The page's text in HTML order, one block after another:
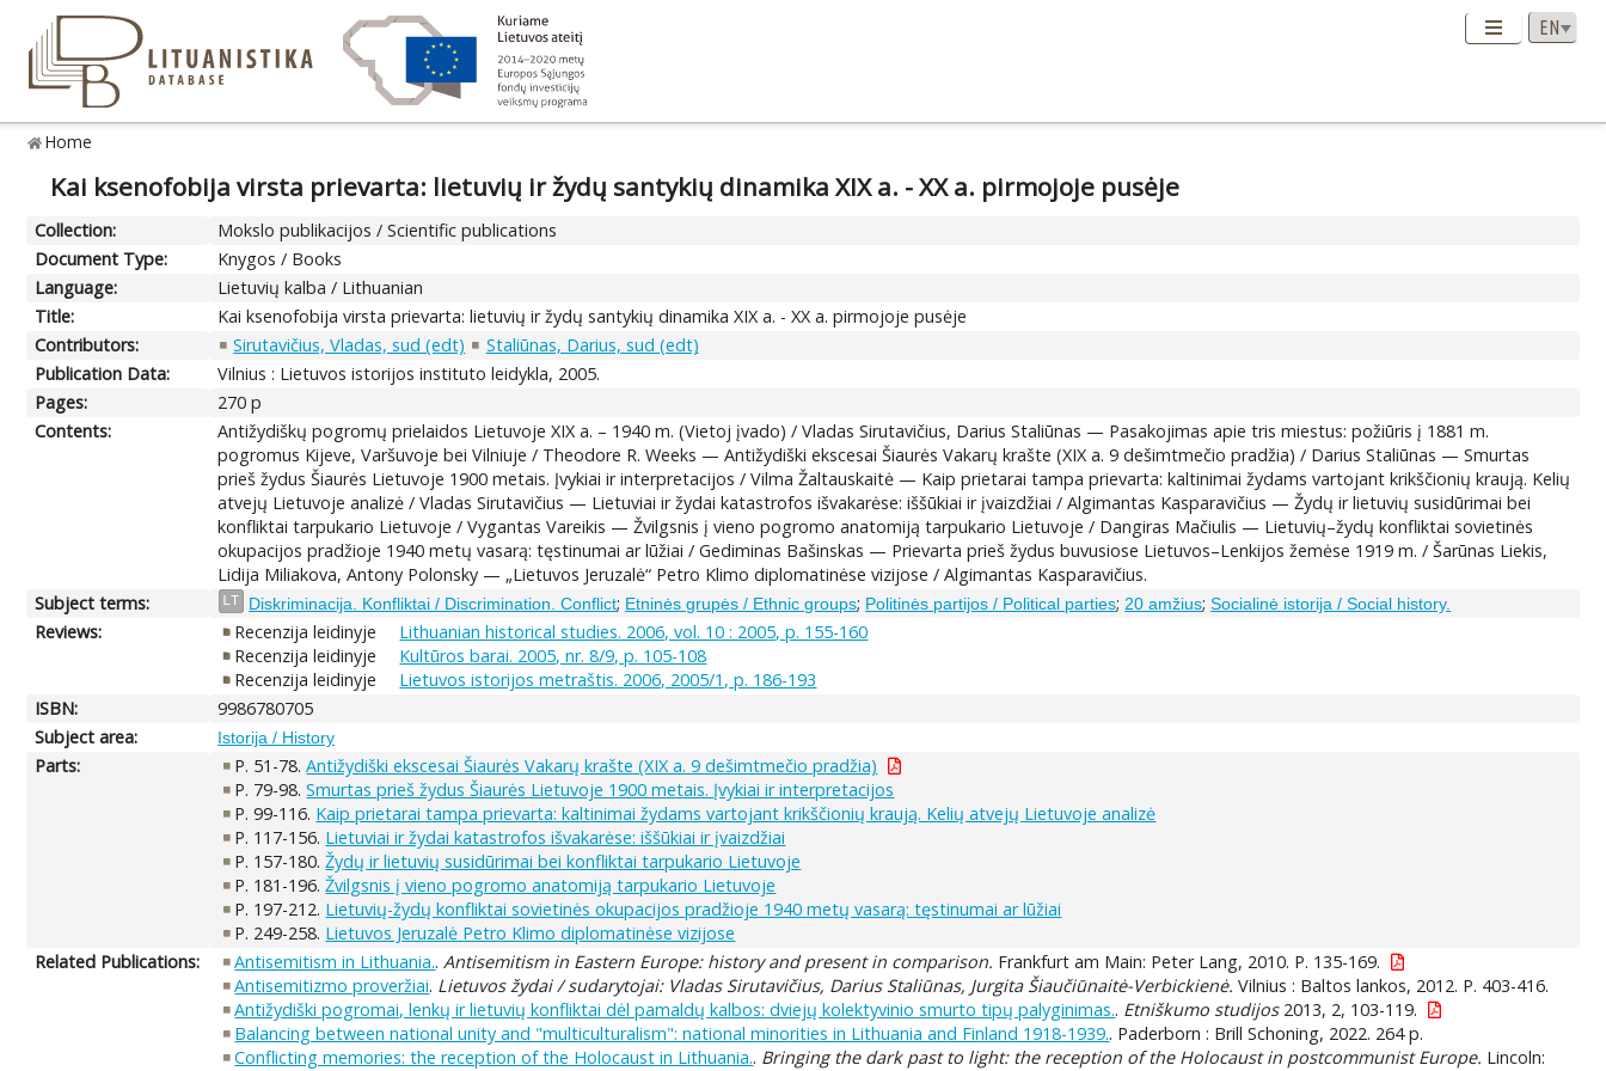
Home
Kai ksenofobija virsta prievarta: lietuvių ir žydų santykių dinamika XIX a. - XX a. pirmojoje pusėje
Collection:
Mokslo publikacijos / Scientific publications
Document Type:
Knygos / Books
Language:
Lietuvių kalba / Lithuanian
Title:
Kai ksenofobija virsta prievarta: lietuvių ir žydų santykių dinamika XIX a. - XX a. pirmojoje pusėje
Contributors:
Sirutavičius, Vladas, sud (edt)
Staliūnas, Darius, sud (edt)
Publication Data:
Vilnius : Lietuvos istorijos instituto leidykla, 2005.
Pages:
270 p
Contents:
Antižydiškų pogromų prielaidos Lietuvoje XIX a. – 1940 m. (Vietoj įvado) / Vladas Sirutavičius, Darius Staliūnas — Pasakojimas apie tris miestus: požiūris į 1881 m.
pogromus Kijeve, Varšuvoje bei Vilniuje / Theodore R. Weeks — Antižydiški ekscesai Šiaurės Vakarų krašte (XIX a. 9 dešimtmečio pradžia) / Darius Staliūnas — Smurtas
prieš žydus Šiaurės Lietuvoje 1900 metais. Įvykiai ir interpretacijos / Vilma Žaltauskaitė — Kaip prietarai tampa prievarta: kaltinimai žydams vartojant krikščionių kraują. Kelių
atvejų Lietuvoje analizė / Vladas Sirutavičius — Lietuviai ir žydai katastrofos išvakarėse: iššūkiai ir įvaizdžiai / Algimantas Kasparavičius — Žydų ir lietuvių susidūrimai bei
konfliktai tarpukario Lietuvoje / Vygantas Vareikis — Žvilgsnis į vieno pogromo anatomiją tarpukario Lietuvoje / Dangiras Mačiulis — Lietuvių–žydų konfliktai sovietinės
okupacijos pradžioje 1940 metų vasarą: tęstinumai ar lūžiai / Gediminas Bašinskas — Prievarta prieš žydus buvusiose Lietuvos–Lenkijos žemėse 1919 m. / Šarūnas Liekis,
Lidija Miliakova, Antony Polonsky — „Lietuvos Jeruzalė“ Petro Klimo diplomatinėse vizijose / Algimantas Kasparavičius.
Subject terms:
LT Diskriminacija. Konfliktai / Discrimination. Conflict; Etninės grupės / Ethnic groups; Politinės partijos / Political parties; 20 amžius;Socialinė istorija / Social history.
Reviews: Recenzija leidinyje
Lithuanian historical studies. 2006, vol. 10 : 2005, p. 155-160
Recenzija leidinyje
Kultūros barai. 2005, nr. 8/9, p. 105-108
Recenzija leidinyje
Lietuvos istorijos metraštis. 2006, 2005/1, p. 186-193
ISBN:
9986780705
Subject area:
Istorija / History
Parts: P. 51-78.Antižydiški ekscesai Šiaurės Vakarų krašte (XIX a. 9 dešimtmečio pradžia)
P. 79-98.Smurtas prieš žydus Šiaurės Lietuvoje 1900 metais. Įvykiai ir interpretacijos
P. 99-116. Kaip prietarai tampa prievarta: kaltinimai žydams vartojant krikščionių kraują. Kelių atvejų Lietuvoje analizė
P. 117-156. Lietuviai ir žydai katastrofos išvakarėse: iššūkiai ir įvaizdžiai
P. 157-180.Žydų ir lietuvių susidūrimai bei konfliktai tarpukario Lietuvoje
P. 181-196.Žvilgsnis į vieno pogromo anatomiją tarpukario Lietuvoje
P. 197-212. Lietuvių-žydų konfliktai sovietinės okupacijos pradžioje 1940 metų vasarą: tęstinumai ar lūžiai
P. 249-258. Lietuvos Jeruzalė Petro Klimo diplomatinėse vizijose
Related Publications:
Antisemitism in Lithuania.. Antisemitism in Eastern Europe: history and present in comparison. Frankfurt am Main: Peter Lang, 2010. P. 135-169.
Antisemitizmo proveržiai. Lietuvos žydai / sudarytojai: Vladas Sirutavičius, Darius Staliūnas, Jurgita Šiaučiūnaitė-Verbickienė. Vilnius : Baltos lankos, 2012. P. 403-416.
Antižydiški pogromai, lenkų ir lietuvių konfliktai dėl pamaldų kalbos: dviejų kolektyvinio smurto tipų palyginimas.. Etniškumo studijos2013, 2, 103-119.
Balancing between national unity and "multiculturalism": national minorities in Lithuania and Finland 1918-1939.. Paderborn : Brill Schoning, 2022. 264 p.
Conflicting memories: the reception of the Holocaust in Lithuania.. Bringing the dark past to light: the reception of the Holocaust in postcommunist Europe. Lincoln: